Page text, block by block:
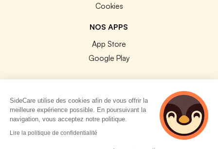
Cookies
NOS APPS
App Store
Google Play
© 2026 SideCare. Tous droits réservés.
SideCare utilise des cookies afin de vous offrir la
meilleure expérience possible. En poursuivant la
navigation, vous acceptez notre politique.
Lire la politique de confidentialité
3 personnes
consultent